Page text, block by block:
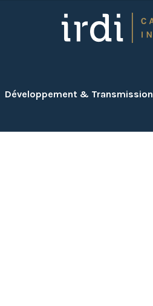
Développement & Transmission